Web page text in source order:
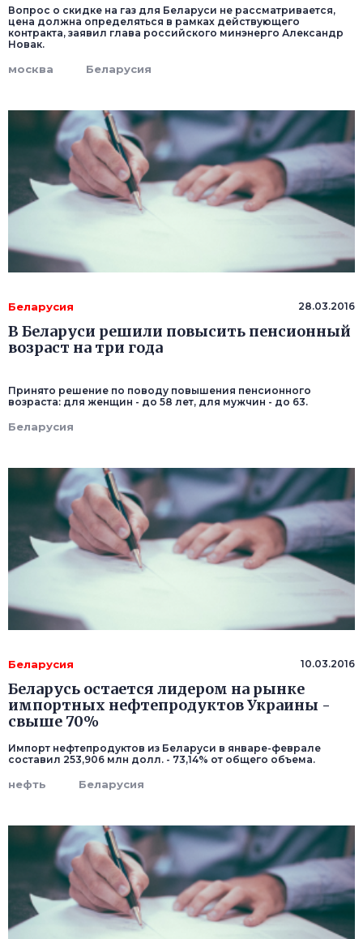
Вопрос о скидке на газ для Беларуси не рассматривается,
цена должна определяться в рамках действующего
контракта, заявил глава российского минэнерго Александр
Новак.
москва Беларусия
Беларусия 28.03.2016
В Беларуси решили повысить пенсионный
возраст на три года
Принято решение по поводу повышения пенсионного
возраста: для женщин - до 58 лет, для мужчин - до 63.
Беларусия
Беларусия 10.03.2016
Беларусь остается лидером на рынке
импортных нефтепродуктов Украины -
свыше 70%
Импорт нефтепродуктов из Беларуси в январе-феврале
составил 253,906 млн долл. - 73,14% от общего объема.
нефть Беларусия